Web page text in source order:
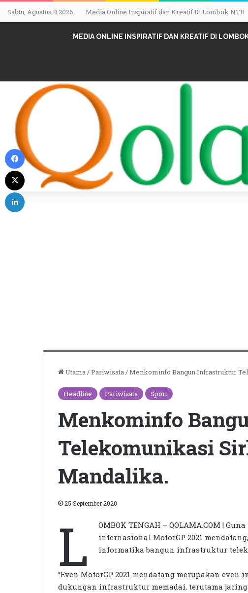
Sabtu, Agustus 8 2026 Media Online Inspiratif dan Kreatif Di Lombok NTB
MEDIA ONLINE INSPIRATIF DAN KREATIF DI
Utama/Pariwisata/Menkominfo Bangun Infrastruktur
Headline Pariwisata Sport
Menkominfo
Telekomunikasi
Mandalika.
25 September 2020
L
OMBOK TENGAH – QOLAMA.COM |
internasional MotorGP 2021
informatika bangun infrastruktur
“Even MotorGP 2021 mendatang merupakan
dukungan infrastruktur memadai, terutama
Facebook